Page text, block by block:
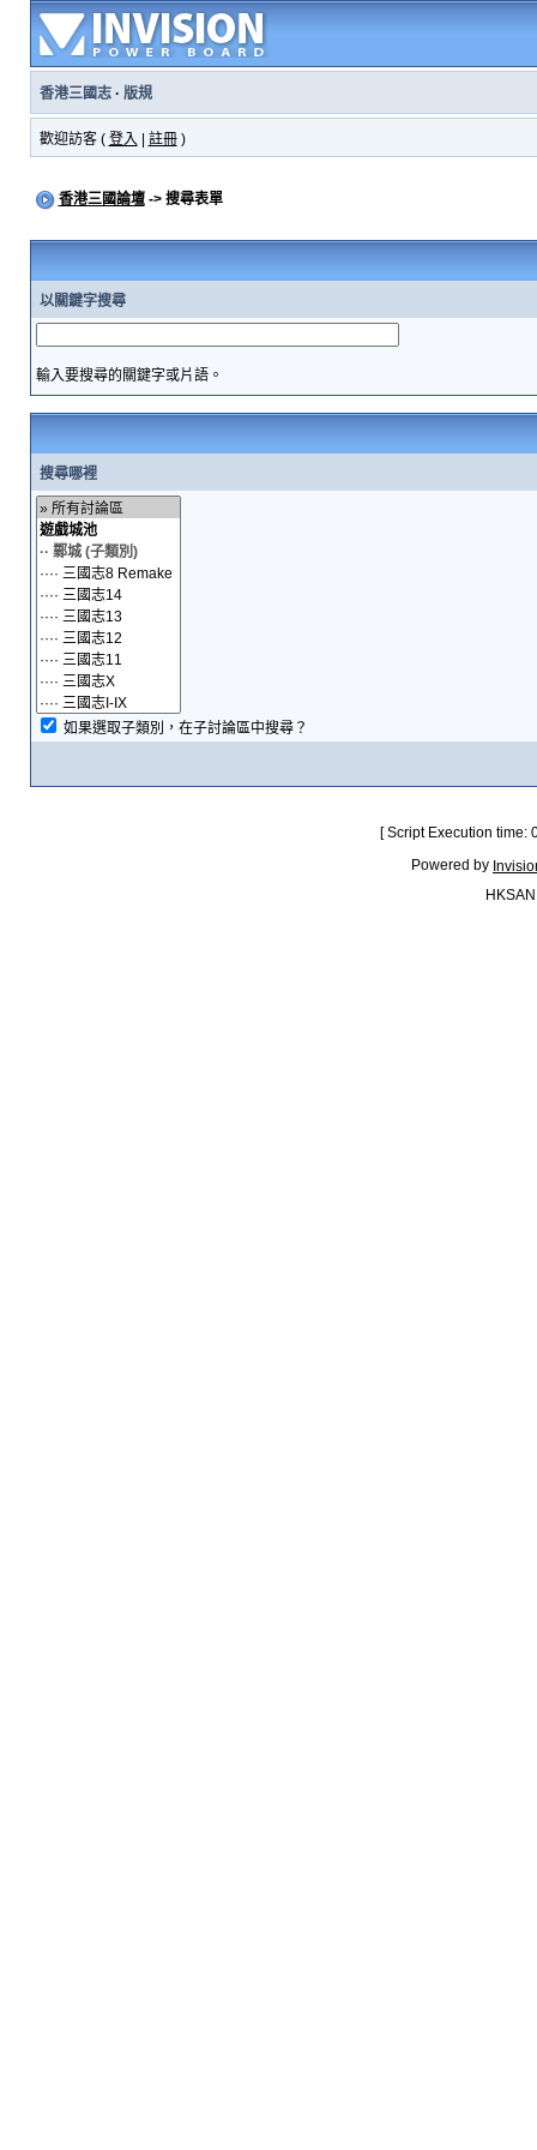
香港三國志· 版規
歡迎訪客 ( 登入 註冊)
香港三國論壇-> 搜尋表單
以關鍵字搜尋
輸入要搜尋的關鍵字或片語。
搜尋哪裡
如果選取子類別，在子討論區中搜尋？
[ Script Execution
Powered by